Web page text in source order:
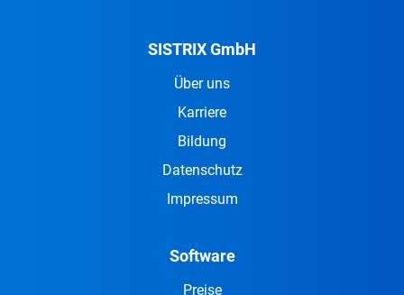
SISTRIX GmbH
Über uns
Karriere
Bildung
Datenschutz
Impressum
Software
Preise